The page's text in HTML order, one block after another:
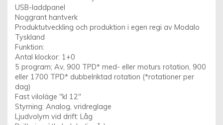
USB-laddpanel
Noggrant hantverk
Produktutveckling och produktion i egen regi av Modalo
Tyskland
Funktion:
Antal klockor: 1+0
5 program; Av, 900 TPD* med- eller moturs rotation, 900
eller 1700 TPD* dubbelriktad rotation (*rotationer per
dag)
Fast viloläge "kl 12"
Styrning: Analog, vridreglage
Ljudvolym vid drift: Låg